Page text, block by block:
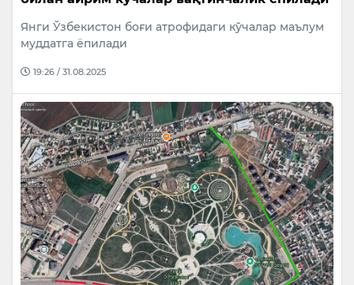
Янги Ўзбекистон боғи атрофидаги кўчалар маълум
муддатга ёпилади
19:26 / 31.08.2025